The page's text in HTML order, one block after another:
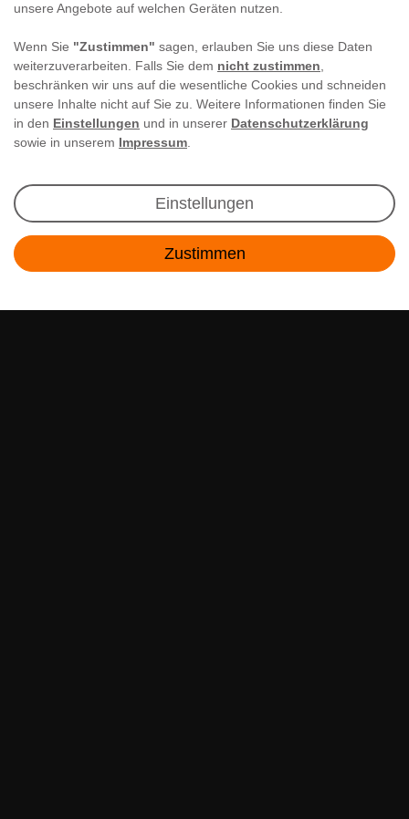
unsere Angebote auf welchen Geräten nutzen.
Wenn Sie "Zustimmen" sagen, erlauben Sie uns diese Daten
weiterzuverarbeiten. Falls Sie dem nicht zustimmen
beschränken wir uns auf die wesentliche Cookies und schneiden
unsere Inhalte nicht auf Sie zu. Weitere Informationen finden Sie
in den Einstellungen und in unserer Datenschutzerklärung
sowie in unserem Impressum
Einstellungen
Zustimmen
Newsletter Anmeldung
Angebote & Rabatte per E-Mail erhalten - Geld
sparen war noch nie so einfach!